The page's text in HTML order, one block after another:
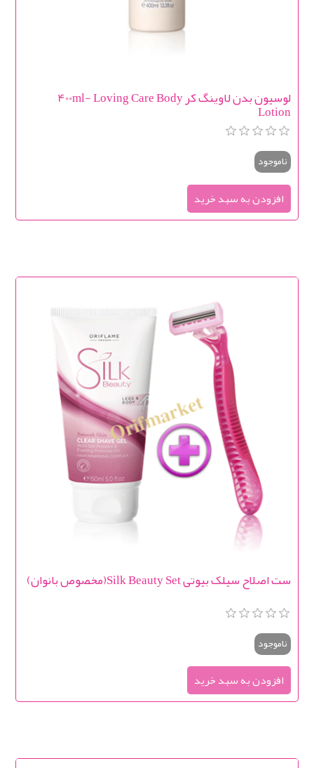
لوسیون بدن لاوینگ کر 400ml- Loving Care Body
Lotion
ناموجود
ست اصلاح سیلک بیوتی Silk Beauty Set(مخصوص بانوان)
ناموجود